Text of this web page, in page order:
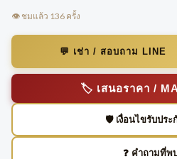
👁️ ชมแล้ว 136 ครั้ง
💬 เช่า / สอบถาม LINE
🏷️ เสนอราคา /
🛡️ เงื่อนไขรับปร
❓ คำถามที่พ